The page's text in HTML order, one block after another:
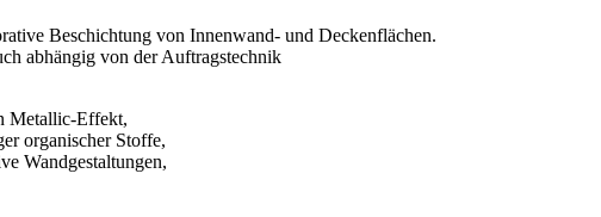
Beschichtung von Innenwand- und Deckenflächen.
abhängig von der Auftragstechnik
Metallic-Effekt,
organischer Stoffe,
Wandgestaltungen,